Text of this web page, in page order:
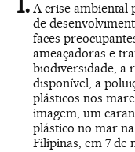
A crise ambiental
de
faces
ameaçadoras e
biodiversidade, a
disponível, a
plásticos nos
imagem, um
plástico no mar
Filipinas, em 7 de